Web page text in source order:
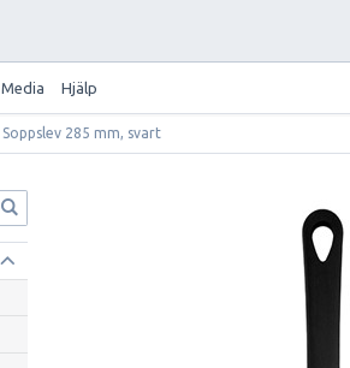
Media Hjälp
Soppslev 285 mm, svart